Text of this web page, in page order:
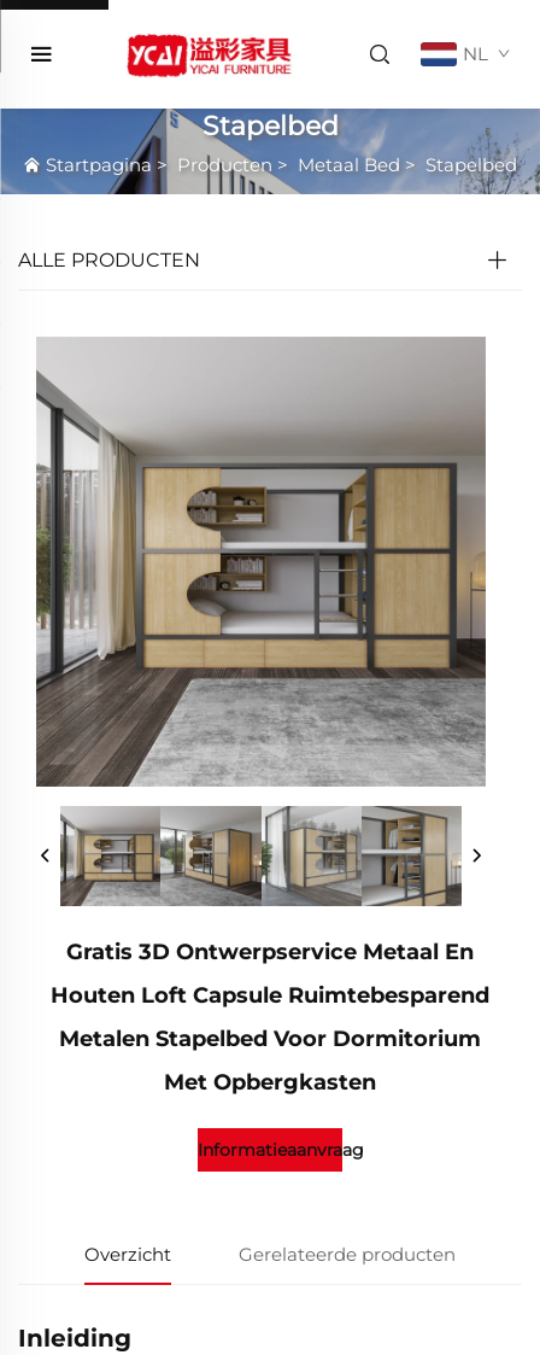
NL
Stapelbed
Startpagina > Producten > Metaal Bed > Stapelbed
ALLE PRODUCTEN
Gratis 3D Ontwerpservice Metaal En
Houten Loft Capsule Ruimtebesparend
Metalen Stapelbed Voor Dormitorium
Met Opbergkasten
Informatieaanvraag
Overzicht Gerelateerde producten
Inleiding